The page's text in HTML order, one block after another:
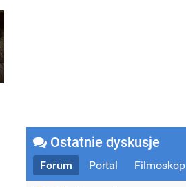
Ostatnie dyskusje
Forum Portal Filmoskop